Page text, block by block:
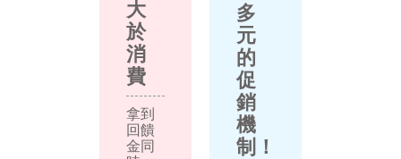
大
於
消
費
拿到
回饋
金同
多
元
的
促
銷
機
制！